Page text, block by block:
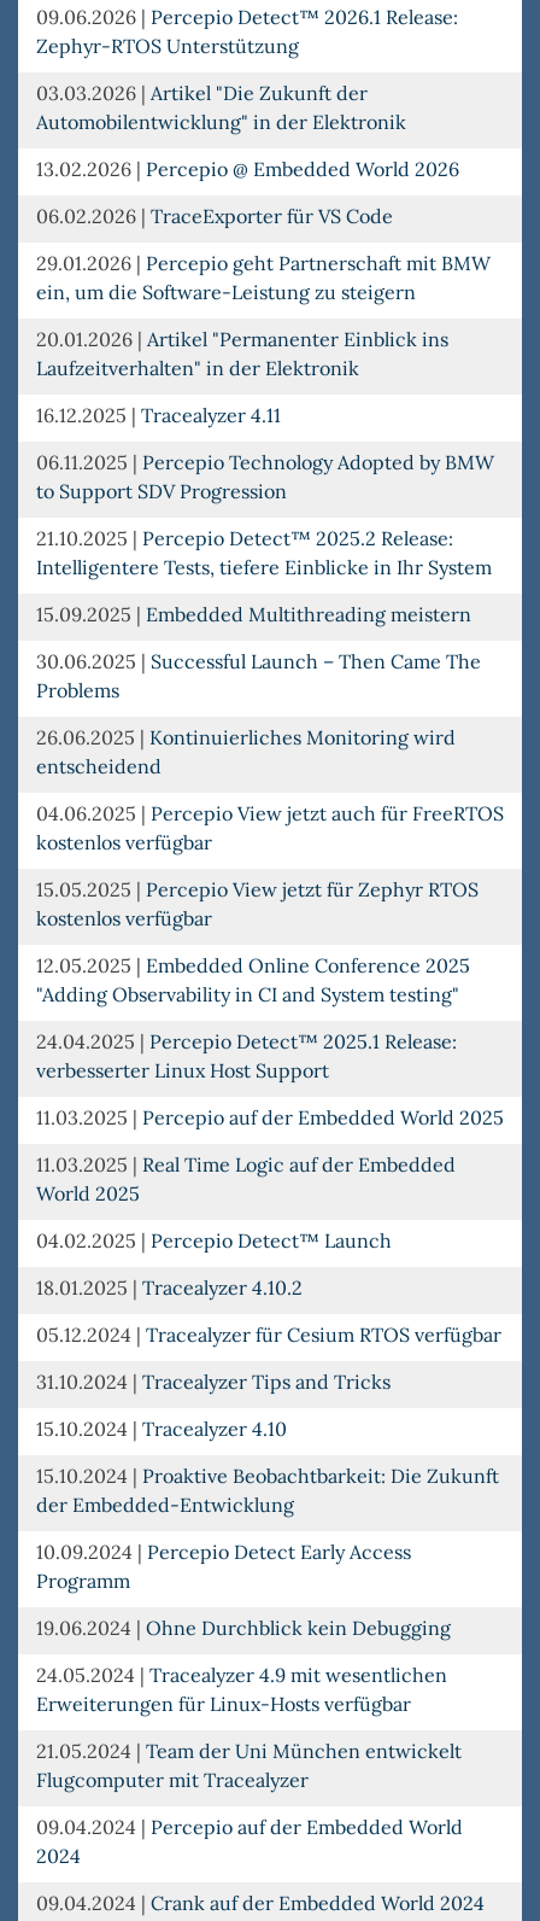
09.06.2026 | Percepio Detect™ 2026.1 Release:
Zephyr-RTOS Unterstützung
03.03.2026 | Artikel "Die Zukunft der
Automobilentwicklung" in der Elektronik
13.02.2026 | Percepio @ Embedded World 2026
06.02.2026 | TraceExporter für VS Code
29.01.2026 | Percepio geht Partnerschaft mit BMW
ein, um die Software-Leistung zu steigern
20.01.2026 | Artikel "Permanenter Einblick ins
Laufzeitverhalten" in der Elektronik
16.12.2025 | Tracealyzer 4.11
06.11.2025 | Percepio Technology Adopted by BMW
to Support SDV Progression
21.10.2025 | Percepio Detect™ 2025.2 Release:
Intelligentere Tests, tiefere Einblicke in Ihr System
15.09.2025 | Embedded Multithreading meistern
30.06.2025 | Successful Launch – Then Came The
Problems
26.06.2025 | Kontinuierliches Monitoring wird
entscheidend
04.06.2025 | Percepio View jetzt auch für FreeRTOS
kostenlos verfügbar
15.05.2025 | Percepio View jetzt für Zephyr RTOS
kostenlos verfügbar
12.05.2025 | Embedded Online Conference 2025
"Adding Observability in CI and System testing"
24.04.2025 | Percepio Detect™ 2025.1 Release:
verbesserter Linux Host Support
11.03.2025 | Percepio auf der Embedded World 2025
11.03.2025 | Real Time Logic auf der Embedded
World 2025
04.02.2025 | Percepio Detect™ Launch
18.01.2025 | Tracealyzer 4.10.2
05.12.2024 | Tracealyzer für Cesium RTOS verfügbar
31.10.2024 | Tracealyzer Tips and Tricks
15.10.2024 | Tracealyzer 4.10
15.10.2024 | Proaktive Beobachtbarkeit: Die Zukunft
der Embedded-Entwicklung
10.09.2024 | Percepio Detect Early Access
Programm
19.06.2024 | Ohne Durchblick kein Debugging
24.05.2024 | Tracealyzer 4.9 mit wesentlichen
Erweiterungen für Linux-Hosts verfügbar
21.05.2024 | Team der Uni München entwickelt
Flugcomputer mit Tracealyzer
09.04.2024 | Percepio auf der Embedded World
2024
09.04.2024 | Crank auf der Embedded World 2024